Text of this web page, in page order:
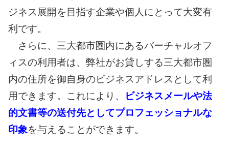
ジネス展開を目指す企業や個人にとって大変有
利です。
さらに、三大都市圏内にあるバーチャルオフ
ィスの利用者は、弊社がお貸しする三大都市圏
内の住所を御自身のビジネスアドレスとして利
用できます。これにより、
ビジネスメールや法
的文書等の送付先としてプロフェッショナルな
印象を与えることができます。